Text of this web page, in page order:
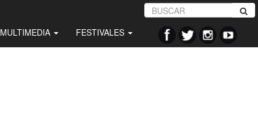
MULTIMEDIA FESTIVALES